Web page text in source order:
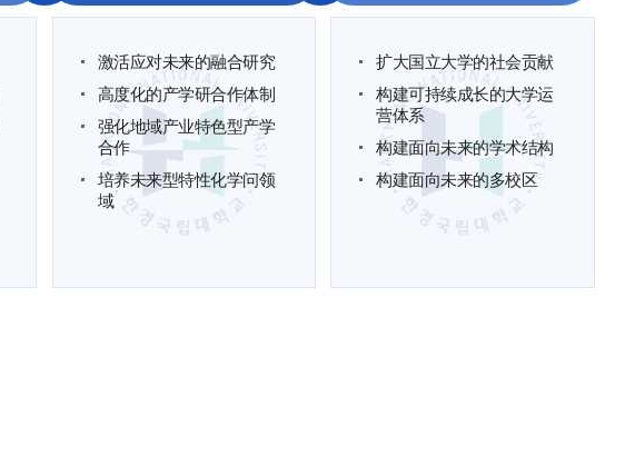
激活应对未来的融合研究
高度化的产学研合作体制
强化地域产业特色型产学
合作
培养未来型特性化学问领
域
扩大国立大学的社会贡献
构建可持续成长的大学运
营体系
构建面向未来的学术结构
构建面向未来的多校区